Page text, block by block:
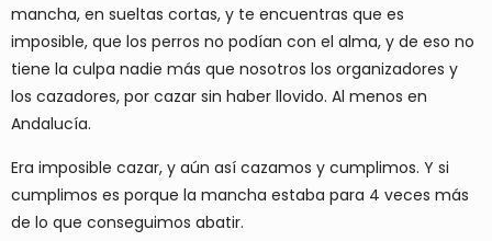
mancha, en sueltas cortas, y te encuentras que es
imposible, que los perros no podían con el alma, y de eso no
tiene la culpa nadie más que nosotros los organizadores y
los cazadores, por cazar sin haber llovido. Al menos en
Andalucía.
Era imposible cazar, y aún así cazamos y cumplimos. Y si
cumplimos es porque la mancha estaba para 4 veces más
de lo que conseguimos abatir.